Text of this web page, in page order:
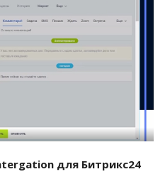
для Битрикс24